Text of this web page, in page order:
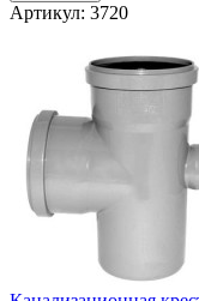
Артикул: 3720